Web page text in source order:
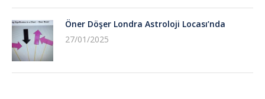
Öner Döşer Londra Astroloji Locası’nda
27/01/2025